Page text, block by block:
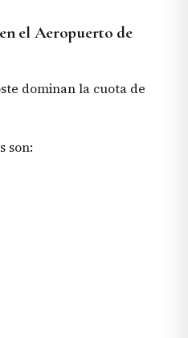
el Aeropuerto de
dominan la cuota de
son: